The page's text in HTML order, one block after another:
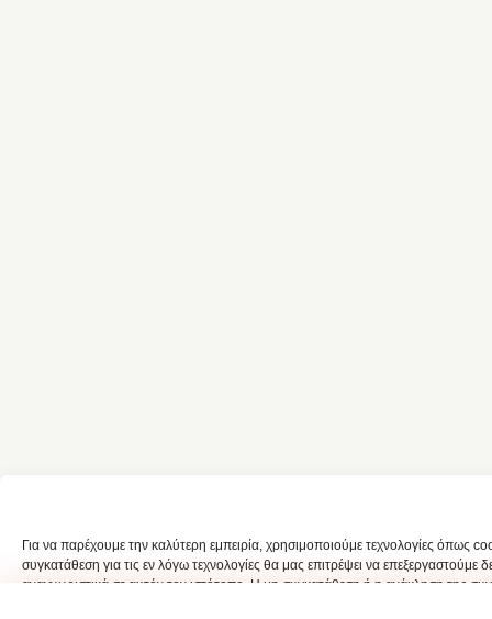
Για να παρέχουμε την καλύτερη εμπειρία, χρησιμοποιούμε τεχνολογίες
συγκατάθεση για τις εν λόγω τεχνολογίες θα μας επιτρέψει να
αναγνωριστικά σε αυτόν τον ιστότοπο. Η μη συγκατάθεση ή η ανάκληση της